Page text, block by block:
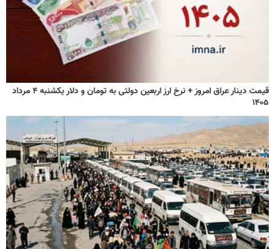
قیمت دینار عراق امروز + نرخ ارز اربعین دولتی به تومان و دلار یکشنبه ۴ مرداد
۱۴۰۵